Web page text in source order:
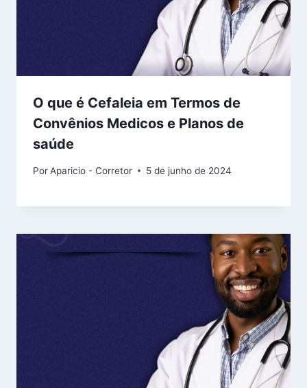
O que é Cefaleia em Termos de
Convênios Medicos e Planos de
saúde
PorAparicio - Corretor 5 de junho de 2024